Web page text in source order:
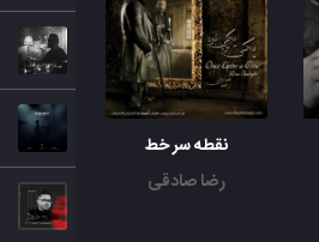
ﻧﻘﻄﻪ ﺳﺮ ﺧﻂ
رضا صادقی